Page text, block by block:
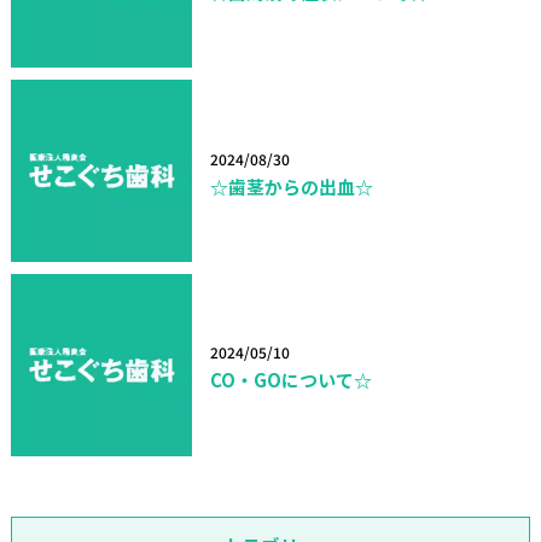
2024/08/30
☆歯茎からの出血☆
2024/05/10
CO・GOについて☆